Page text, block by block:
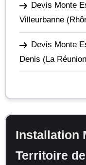
Devis Monte
Villeurbanne
Devis Monte
Denis (La
Installation
Territoire